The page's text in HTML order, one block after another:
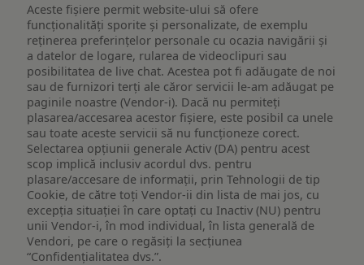
Aceste fișiere permit website-ului să ofere
funcționalități sporite și personalizate, de exemplu
reţinerea preferinţelor personale cu ocazia navigării și
a datelor de logare, rularea de videoclipuri sau
posibilitatea de live chat. Acestea pot fi adăugate de noi
sau de furnizori terți ale căror servicii le-am adăugat pe
paginile noastre (Vendor-i). Dacă nu permiteți
plasarea/accesarea acestor fișiere, este posibil ca unele
sau toate aceste servicii să nu funcționeze corect.
Selectarea opțiunii generale Activ (DA) pentru acest
scop implică inclusiv acordul dvs. pentru
plasare/accesare de informații, prin Tehnologii de tip
Cookie, de către toți Vendor-ii din lista de mai jos, cu
excepția situației în care optați cu Inactiv (NU) pentru
unii Vendor-i, în mod individual, în lista generală de
Vendori, pe care o regăsiți la secțiunea
“Confidențialitatea dvs.”.